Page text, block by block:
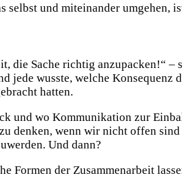
selbst und miteinander umgehen,
die Sache richtig anzupacken!“
jede wusste, welche
hatten.
und wo Kommunikation zur
denken, wenn wir nicht offen
Und dann?
Formen der Zusammenarbeit